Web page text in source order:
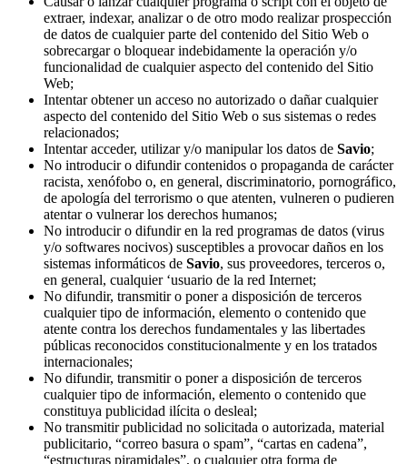
extraer, indexar, analizar o de otro modo realizar prospección
de datos de cualquier parte del contenido del Sitio Web o
sobrecargar o bloquear indebidamente la operación y/o
funcionalidad de cualquier aspecto del contenido del Sitio
Web;
Intentar obtener un acceso no autorizado o dañar cualquier
aspecto del contenido del Sitio Web o sus sistemas o redes
relacionados;
Intentar acceder, utilizar y/o manipular los datos de Savio;
No introducir o difundir contenidos o propaganda de carácter
racista, xenófobo o, en general, discriminatorio, pornográfico,
de apología del terrorismo o que atenten, vulneren o pudieren
atentar o vulnerar los derechos humanos;
No introducir o difundir en la red programas de datos (virus
y/o softwares nocivos) susceptibles a provocar daños en los
sistemas informáticos de Savio, sus proveedores, terceros o,
en general, cualquier ‘usuario de la red Internet;
No difundir, transmitir o poner a disposición de terceros
cualquier tipo de información, elemento o contenido que
atente contra los derechos fundamentales y las libertades
públicas reconocidos constitucionalmente y en los tratados
internacionales;
No difundir, transmitir o poner a disposición de terceros
cualquier tipo de información, elemento o contenido que
constituya publicidad ilícita o desleal;
No transmitir publicidad no solicitada o autorizada, material
publicitario, “correo basura o spam”, “cartas en cadena”,
“estructuras piramidales”, o cualquier otra forma de